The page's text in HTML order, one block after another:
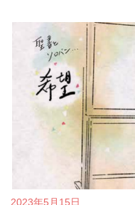
2023年5月15日